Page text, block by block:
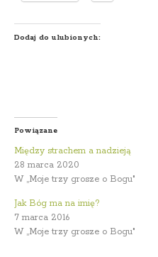
Dodaj do ulubionych:
Powiązane
Między strachem a nadzieją
28 marca 2020
W „Moje trzy grosze o Bogu"
Jak Bóg ma na imię?
7 marca 2016
W „Moje trzy grosze o Bogu"